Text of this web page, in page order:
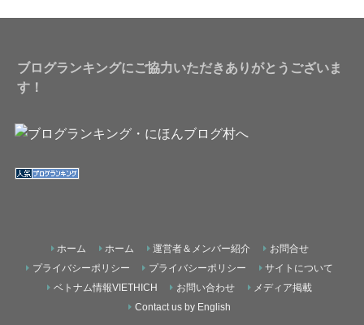
ブログランキングにご協力いただきありがとうございま
す！
ホーム ホーム 運営者＆メンバー紹介
お問合せ
プライバシーポリシー
プライバシーポリシー
サイトについて
ベトナム情報VIETHICH
お問い合わせ
メディア掲載
Contact us by English